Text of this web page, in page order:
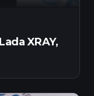
XRAY,